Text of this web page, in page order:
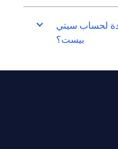
لحساب سيتي
بيست؟